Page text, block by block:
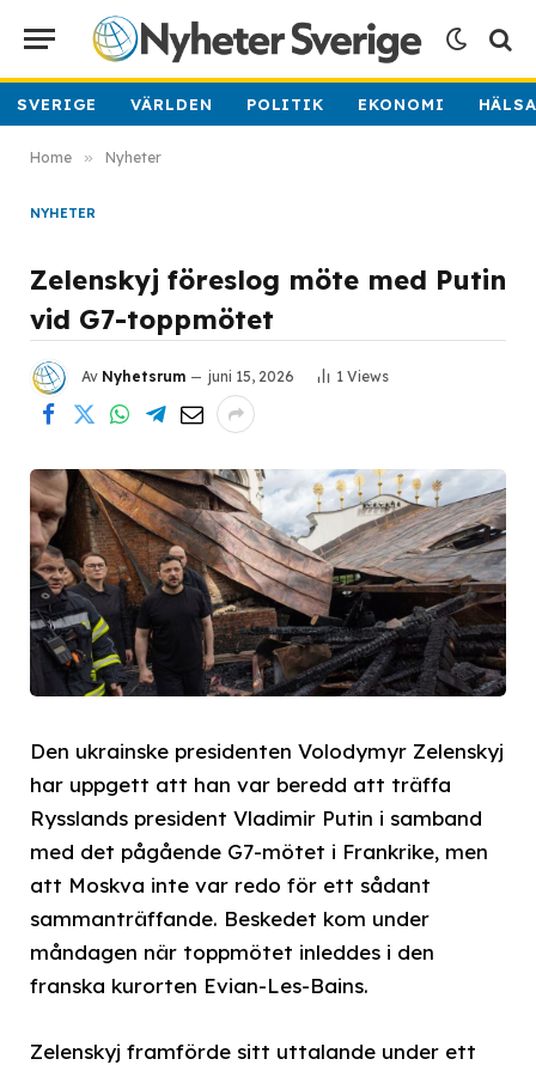
SVERIGE VÄRLDEN POLITIK EKONOMI
Home » Nyheter
NYHETER
Zelenskyj föreslog möte med Putin
vid G7-toppmötet
Av Nyhetsrum juni 15, 2026 1 Views
Den ukrainske presidenten Volodymyr Zelenskyj
har uppgett att han var beredd att träffa
Rysslands president Vladimir Putin i samband
med det pågående G7-mötet i Frankrike, men
att Moskva inte var redo för ett sådant
sammanträffande. Beskedet kom under
måndagen när toppmötet inleddes i den
franska kurorten Evian-Les-Bains.
Zelenskyj framförde sitt uttalande under ett